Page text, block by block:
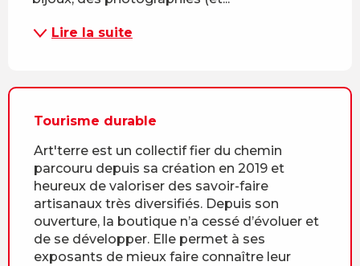
Lire la suite
Tourisme durable
Art'terre est un collectif fier du chemin
parcouru depuis sa création en 2019 et
heureux de valoriser des savoir-faire
artisanaux très diversifiés. Depuis son
ouverture, la boutique n’a cessé d’évoluer et
de se développer. Elle permet à ses
exposants de mieux faire connaître leur